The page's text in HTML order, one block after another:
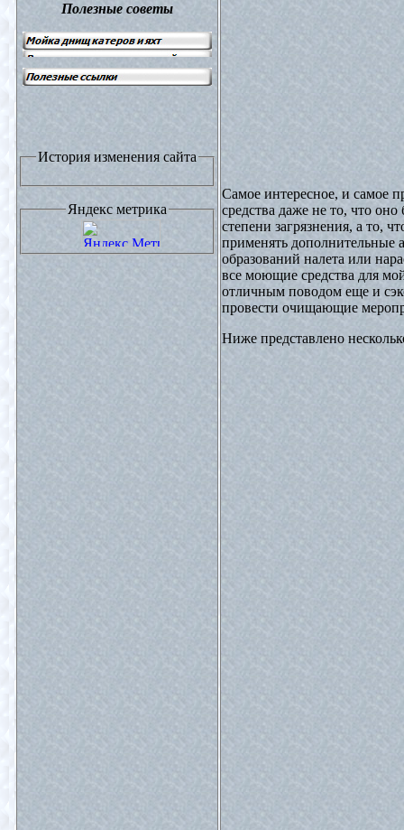
Полезные советы
История изменения сайта
Яндекс метрика
Самое интересное, и самое
средства даже не то, что
степени загрязнения, а то,
применять дополнительные
образований налета или
все моющие средства для
отличным поводом еще и
провести очищающие
Ниже представлено